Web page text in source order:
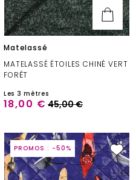
Matelassé
MATELASSÉ ÉTOILES CHINÉ VERT
FORÊT
Les 3 mètres
18,00 € 45,00 €
PROMOS : -50%